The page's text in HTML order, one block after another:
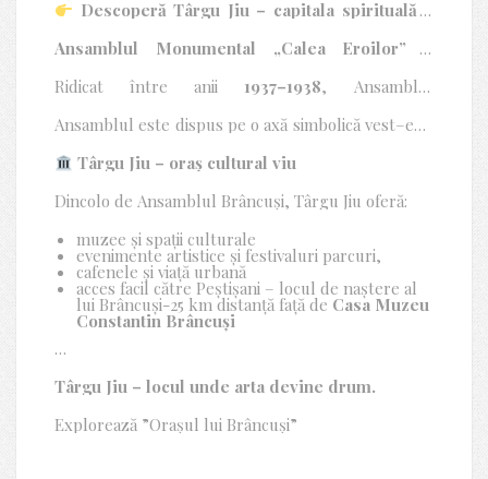
deConstantin Brâncușiși înscris înLista
Patrimoniului Mondial UNESCO. Aflat în inima
județului Gorj, Târgu Jiu nu este doar un oraș, ci
ce unește memoria, arta și spiritualitatea. Vizitarea
Târgu Jiului înseamnă întâlnirea cu arta, memoria
eroilor și identitatea românească, într-un oraș care
îmbină cultura, istoria și viața urbană
contemporană.
Descoperă Târgu Jiu – capitala spirituală a
Ansamblul Monumental „Calea Eroilor” –
Ridicat între anii 1937–1938, Ansamblul
Monumental „Calea Eroilor” este singura operă
de for publicrealizată de Constantin Brâncuși și
reprezintă un moment de cotitură în istoria
sculpturii moderne.
Ansamblul este dispus pe o axă simbolică vest–est,
care traversează orașul și leagă elemente
fundamentale ale existenței umane: viața, iubirea,
sacrificiul și eternitatea.
Târgu Jiu – oraș cultural viu
Dincolo de Ansamblul Brâncuși, Târgu Jiu oferă:
muzee și spații culturale
evenimente artistice și festivaluri parcuri,
cafenele și viață urbană
acces facil către Peștișani – locul de naștere al
lui Brâncuși-25 km distanță față de Casa Muzeu
Constantin Brâncuși
Brâncuși, care leagă Peștișani de Târgu Jiu.
Târgu Jiu – locul unde arta devine drum.
Explorează ”Orașul lui Brâncuși”